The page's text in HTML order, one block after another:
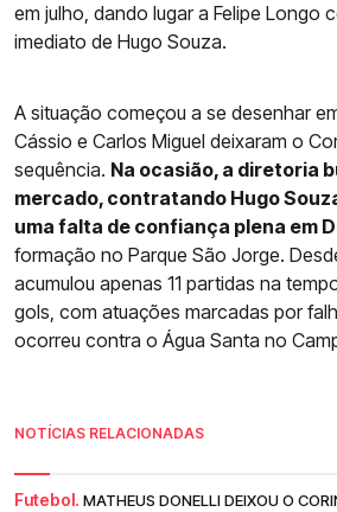
em julho, dando lugar a Felipe Longo
imediato de Hugo Souza.
A situação começou a se desenhar
Cássio e Carlos Miguel deixaram o
sequência. Na ocasião, a diretoria
mercado, contratando Hugo
uma falta de confiança plena em
formação no Parque São Jorge.
acumulou apenas 11 partidas na
gols, com atuações marcadas por
ocorreu contra o Água Santa no
NOTÍCIAS RELACIONADAS
Futebol. MATHEUS DONELLI DEIXOU O